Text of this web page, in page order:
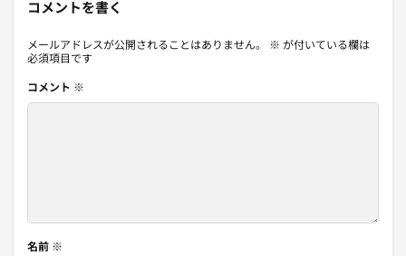
コメントを書く
メールアドレスが公開されることはありません。 ※ が付いている欄は
必須項目です
コメント ※
名前 ※